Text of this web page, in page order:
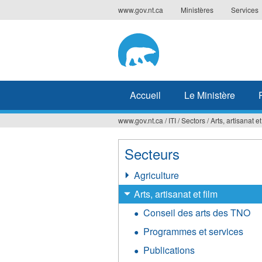
to
www.gov.nt.ca Ministères Services
Accueil Le Ministère
Vous
êtes
ici
www.gov.nt.ca / ITI/Sectors/Arts, artisanat
Secteurs
Agriculture
Arts, artisanat et film
Conseil des arts des TNO
Programmes et services
Publications